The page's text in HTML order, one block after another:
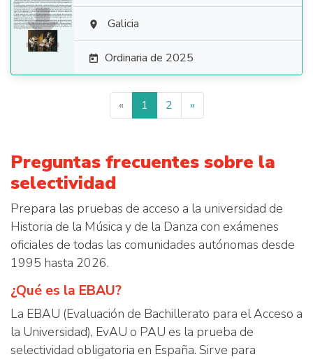
  Galicia
 Ordinaria de 2025
« 1 2 »
Preguntas frecuentes sobre la
selectividad
Prepara las pruebas de acceso a la universidad de
Historia de la Música y de la Danza con exámenes
oficiales de todas las comunidades autónomas desde
1995 hasta 2026.
¿Qué es la EBAU?
La EBAU (Evaluación de Bachillerato para el Acceso a
la Universidad), EvAU o PAU es la prueba de
selectividad obligatoria en España. Sirve para